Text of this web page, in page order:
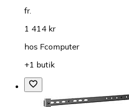
fr.
1 414 kr
hos Fcomputer
+1 butik